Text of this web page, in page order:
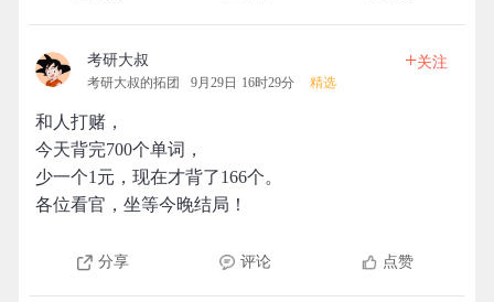
考研大叔
考研大叔的拓团 9月29日 16时29分 精选
+关注
和人打赌，
今天背完700个单词，
少一个1元，现在才背了166个。
各位看官，坐等今晚结局！
分享 评论 点赞